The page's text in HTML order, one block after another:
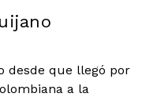
desde que llegó por
a la